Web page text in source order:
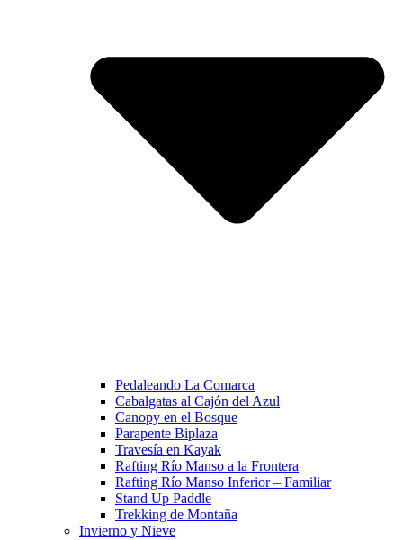
Pedaleando La Comarca
Cabalgatas al Cajón del Azul
Canopy en el Bosque
Parapente Biplaza
Travesía en Kayak
Rafting Río Manso a la Frontera
Rafting Río Manso Inferior – Familiar
Stand Up Paddle
Trekking de Montaña
Invierno y Nieve